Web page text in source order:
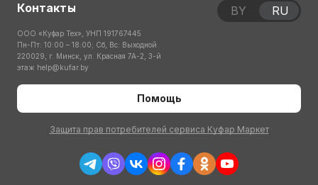
Контакты
ООО «Куфар Тех», УНП 191767445
Пн-Пт: 10:00 – 18:00; Сб, Вс: Выходной
220029, г. Минск, ул. Красная 7А-2, 3-й
этаж help@kufar.by
Помощь
Защита прав потребителей сервиса Куфар Маркет
BY RU